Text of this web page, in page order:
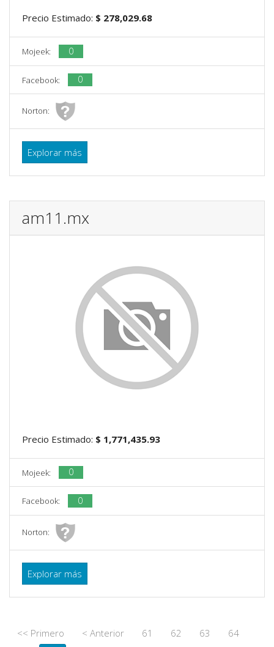
Precio Estimado: $ 278,029.68
Mojeek: 0
Facebook: 0
Norton:
Explorar más
am11.mx
Precio Estimado: $ 1,771,435.93
Mojeek: 0
Facebook: 0
Norton:
Explorar más
<< Primero < Anterior 61 62 63 64